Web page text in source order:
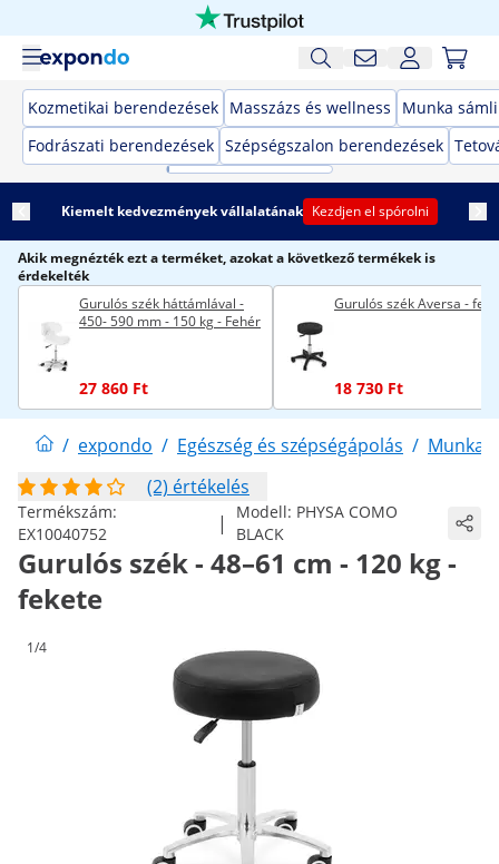
Kozmetikai berendezések Masszázs és wellness
Munka
Fodrászati berendezések Szépségszalon berendezések
Kiemelt kedvezmények vállalatának Kezdjen el spórolni
Akik megnézték ezt a terméket, azokat a következő termékek is
érdekelték
Gurulós szék háttámlával -
450- 590 mm - 150 kg - Fehér
27 860 Ft
Gurulós szék Aversa -
18 730 Ft
/ expondo / Egészség és szépségápolás / Munka
(2) értékelés
Termékszám:
EX10040752
| Modell: PHYSA COMO
BLACK
Gurulós szék - 48–61 cm - 120 kg -
fekete
1/4